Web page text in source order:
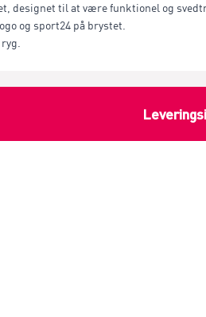
designet til at være funktionel og
og sport24 på brystet.